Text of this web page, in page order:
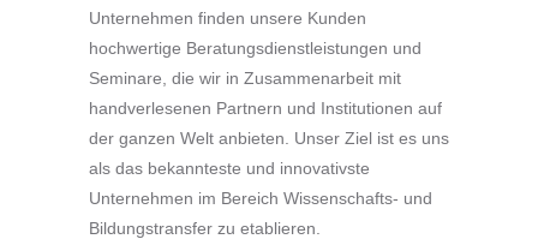
Unternehmen finden unsere Kunden
hochwertige Beratungsdienstleistungen und
Seminare, die wir in Zusammenarbeit mit
handverlesenen Partnern und Institutionen auf
der ganzen Welt anbieten. Unser Ziel ist es uns
als das bekannteste und innovativste
Unternehmen im Bereich Wissenschafts- und
Bildungstransfer zu etablieren.